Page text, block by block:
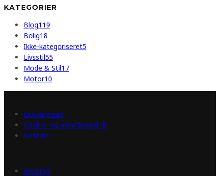
KATEGORIER
Blog119
Bolig18
Ikke-kategoriseret5
Livsstil55
Mode & Stil17
Motor10
Om Anyman
Cookie- og privatlivspolitik
Kontakt
Blog119